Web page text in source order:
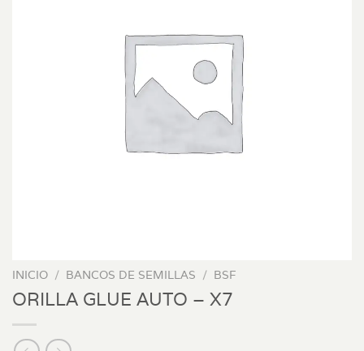
INICIO / BANCOS DE SEMILLAS / BSF
ORILLA GLUE AUTO – X7